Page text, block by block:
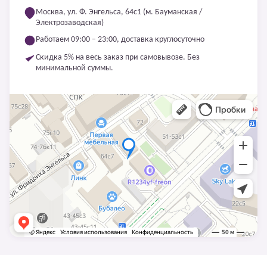
Москва, ул. Ф. Энгельса, 64с1 (м. Бауманская /
Электрозаводская)
Работаем 09:00 – 23:00, доставка круглосуточно
Скидка 5% на весь заказ при самовывозе. Без
минимальной суммы.